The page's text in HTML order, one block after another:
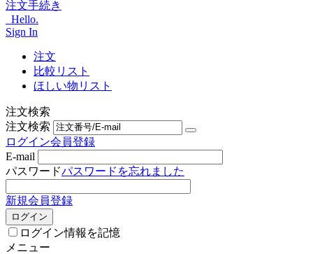
注文手続き
Hello.
Sign In
注文
比較リスト
ほしい物リスト
注文検索
注文検索
ログイン会員登録
E-mail
パスワードパスワードを忘れました
新規会員登録
ログイン
ログイン情報を記憶
メニュー